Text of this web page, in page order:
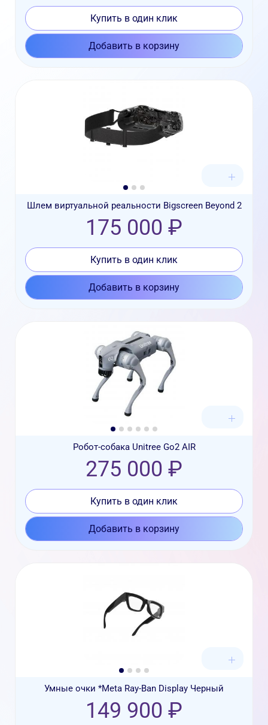
Купить в один клик
Добавить в корзину
Шлем виртуальной реальности Bigscreen Beyond 2
175 000 ₽
Купить в один клик
Добавить в корзину
Робот-собака Unitree Go2 AIR
275 000 ₽
Купить в один клик
Добавить в корзину
Умные очки *Meta Ray-Ban Display Черный
149 900 ₽